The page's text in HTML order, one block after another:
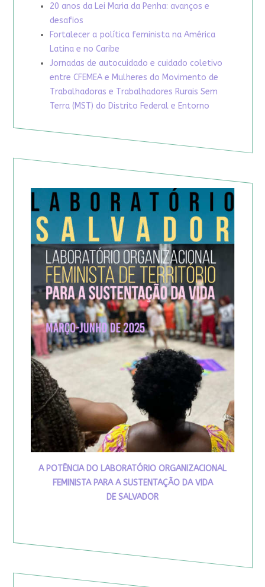
20 anos da Lei Maria da Penha: avanços e
desafios
Fortalecer a política feminista na América
Latina e no Caribe
Jornadas de autocuidado e cuidado coletivo
entre CFEMEA e Mulheres do Movimento de
Trabalhadoras e Trabalhadores Rurais Sem
Terra (MST) do Distrito Federal e Entorno
A POTÊNCIA DO LABORATÓRIO ORGANIZACIONAL
FEMINISTA PARA A SUSTENTAÇÃO DA VIDA
DE SALVADOR